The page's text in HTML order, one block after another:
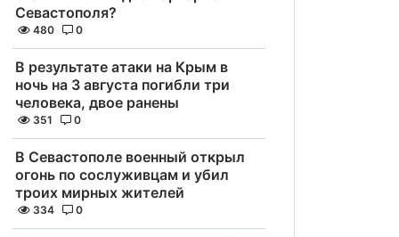
Севастополя?
480 0
В результате атаки на Крым в
ночь на 3 августа погибли три
человека, двое ранены
351 0
В Севастополе военный открыл
огонь по сослуживцам и убил
троих мирных жителей
334 0